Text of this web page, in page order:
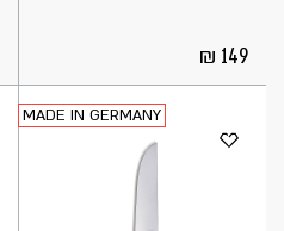
149
MADE IN GERMANY